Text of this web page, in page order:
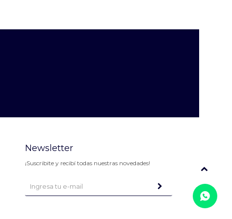
Newsletter
¡Suscribite y recibí todas nuestras novedades!